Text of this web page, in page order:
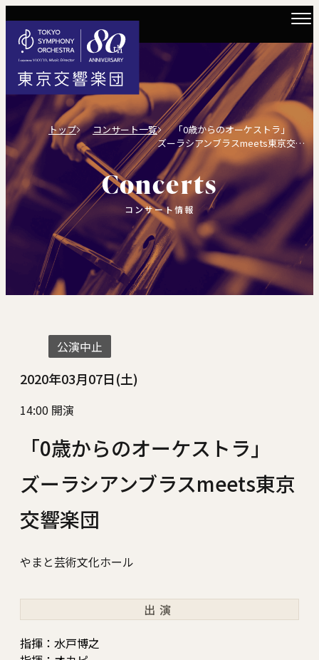
トップ コンサート一覧
「0歳からのオーケストラ」
ズーラシアンブラスmeets東京交響楽団
Concerts
コンサート情報
公演中止
2020年03月07日(土)
14:00 開演
「0歳からのオーケストラ」
ズーラシアンブラスmeets東京
交響楽団
やまと芸術文化ホール
出演
指揮：水戸博之